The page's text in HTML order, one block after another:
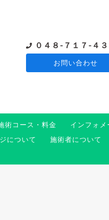
０４８-７１７-４３
お問い合わせ
術コース・料金
インフォメ
について 施術者について